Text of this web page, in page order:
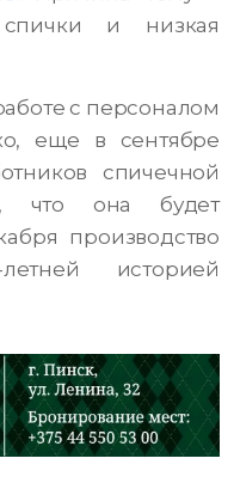
и низкая
с персоналом
еще в сентябре
спичечной
что она будет
производство
историей